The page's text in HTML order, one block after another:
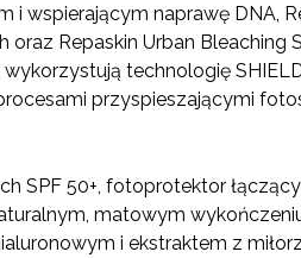
wspierającym naprawę DNA,
Repaskin Urban Bleaching
technologię
przyspieszającymi
SPF 50+, fotoprotektor
matowym
i ekstraktem z